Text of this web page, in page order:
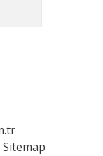
Sitemap